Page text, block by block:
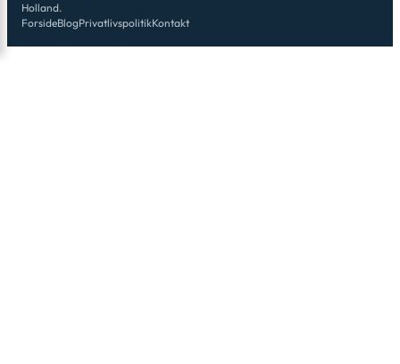
Holland.
ForsideBlogPrivatlivspolitikKontakt